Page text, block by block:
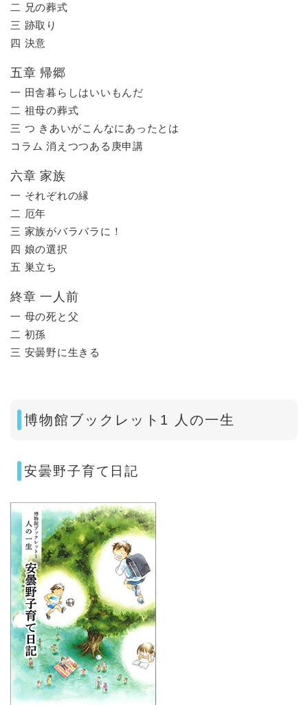
二 兄の葬式
三 跡取り
四 決意
五章 帰郷
一 田舎暮らしはいいもんだ
二 祖母の葬式
三 つ きあいがこんなにあったとは
コラム 消えつつある庚申講
六章 家族
一 それぞれの縁
二 厄年
三 家族がバラバラに！
四 娘の選択
五 巣立ち
終章 一人前
一 母の死と父
二 初孫
三 安曇野に生きる​
博物館ブックレット1 人の一生
安曇野子育て日記